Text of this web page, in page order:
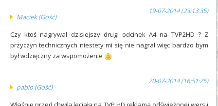
Maciek (Gość)
19-07-2014 (23:13:35)
Czy ktoś nagrywał dzisiejszy drugi odcinek A4 na TVP2HD ? Z
przyczyn technicznych niestety mi się nie nagrał więc bardzo bym
był wdzięczny za wspomożenie
pablo (Gość)
20-07-2014 (16:51:25)